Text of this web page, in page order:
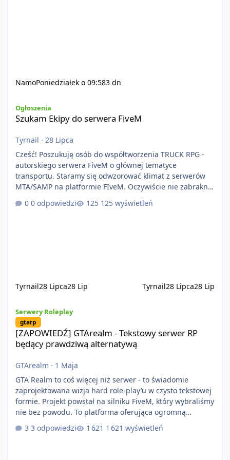
NamoPoniedziałek o 09:583 dn
Ogłoszenia
Szukam Ekipy do serwera FiveM
Tyrnail · 28 Lipca
Cześć! Poszukuję osób do współtworzenia TRUCK RPG -
autorskiego serwera FiveM o głównej tematyce
transportu. Staramy się odwzorować klimat z serwerów
MTA/SAMP na platformie FIveM. Oczywiście nie zabraknie
kontentu dla graczy którzy chcą robić coś innego niż
jeździć ciężarówką. Projekt tworzony jest od podstaw z
0 odpowiedzi 125 wyświetleń
Tyrnail28 Lipca28 Lip Tyrnail28 Lipca28 Lip
Serwery Roleplay
gtarp
[ZAPOWIEDŹ] GTArealm - Tekstowy serwer RP
będący prawdziwą alternatywą
GTArealm · 1 Maja
GTA Realm to coś więcej niż serwer - to świadomie
zaprojektowana wizja hard role-play’u w czysto tekstowej
formie. Projekt powstał na silniku FiveM, który wybraliśmy
nie bez powodu. To platforma oferująca ogromną
elastyczność i znacznie szybszy rozwój systemów niż w
przypadku innych rozwiązań. Usprawniona
3 odpowiedzi 1 621 wyświetleń